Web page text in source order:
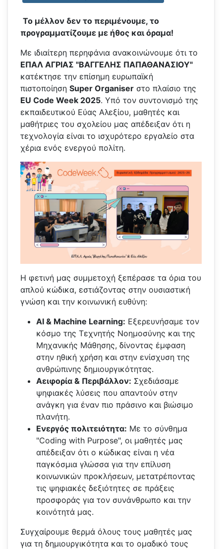
Το μέλλον δεν το περιμένουμε, το
προγραμματίζουμε με ήθος και όραμα!
Με ιδιαίτερη περηφάνια ανακοινώνουμε ότι το
ΕΠΑΛ ΑΓΡΙΑΣ "ΒΑΓΓΕΛΗΣ ΠΑΠΑΘΑΝΑΣΙΟΥ"
κατέκτησε την επίσημη ευρωπαϊκή
πιστοποίηση Super Organiser στο πλαίσιο της
EU Code Week 2025. Υπό τον συντονισμό της
εκπαιδευτικού Εύας Αλεξίου, μαθητές και
μαθήτριες του σχολείου μας απέδειξαν ότι η
τεχνολογία είναι το ισχυρότερο εργαλείο στα
χέρια ενός ενεργού πολίτη.
Η φετινή μας συμμετοχή ξεπέρασε τα όρια του
απλού κώδικα, εστιάζοντας στην ουσιαστική
γνώση και την κοινωνική ευθύνη:
AI & Machine Learning: Εξερευνήσαμε τον
κόσμο της Τεχνητής Νοημοσύνης και της
Μηχανικής Μάθησης, δίνοντας έμφαση
στην ηθική χρήση και στην ενίσχυση της
ανθρώπινης δημιουργικότητας.
Αειφορία & Περιβάλλον: Σχεδιάσαμε
ψηφιακές λύσεις που απαντούν στην
ανάγκη για έναν πιο πράσινο και βιώσιμο
πλανήτη.
Ενεργός πολιτειότητα: Με το σύνθημα
"Coding with Purpose", οι μαθητές μας
απέδειξαν ότι ο κώδικας είναι η νέα
παγκόσμια γλώσσα για την επίλυση
κοινωνικών προκλήσεων, μετατρέποντας
τις ψηφιακές δεξιότητες σε πράξεις
προσφοράς για τον συνάνθρωπο και την
κοινότητά μας.
Συγχαίρουμε θερμά όλους τους μαθητές μας
για τη δημιουργικότητα και το ομαδικό τους